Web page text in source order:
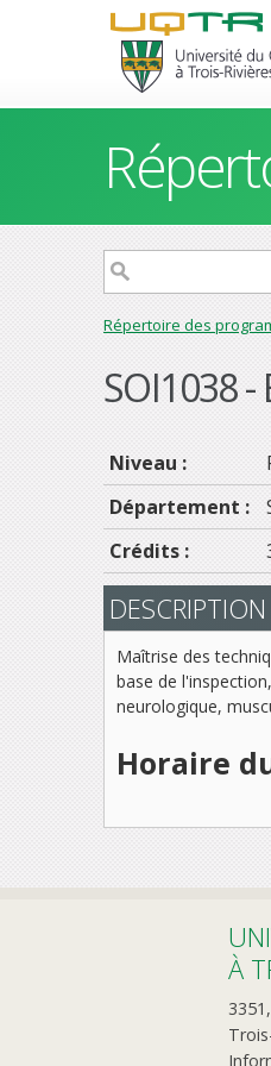
Répertoire des
SOI1038
Niveau :
Département :
Crédits :
DESCRIPTION
Maîtrise des
base de
neurologique,
Horaire
À